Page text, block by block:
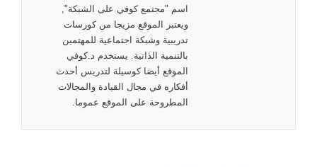
اسم "مجتمع كوفي على الشبكة",
ويعتبر الموقع مزيجا من كورسات
تدريبية وشبكة اجتماعية للمهتمين
بالتنمية الذاتية. يستخدم د.كوفي
الموقع أيضا كوسيلة لتدريس أحدث
أفكاره في مجال القيادة والمجالات
المطروحة على الموقع عموما.